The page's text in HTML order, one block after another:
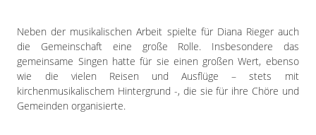
Neben der musikalischen Arbeit spielte für Diana Rieger auch
die Gemeinschaft eine große Rolle. Insbesondere das
gemeinsame Singen hatte für sie einen großen Wert, ebenso
wie die vielen Reisen und Ausflüge – stets mit
kirchenmusikalischem Hintergrund -, die sie für ihre Chöre und
Gemeinden organisierte.